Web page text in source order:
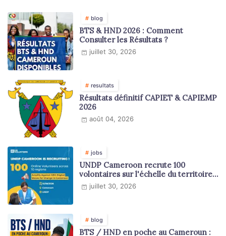
blog
BTS & HND 2026 : Comment
Consulter les Résultats ?
juillet 30, 2026
resultats
Résultats définitif CAPIET & CAPIEMP
2026
août 04, 2026
jobs
UNDP Cameroon recrute 100
volontaires sur l'échelle du territoire
national
juillet 30, 2026
blog
BTS / HND en poche au Cameroun :